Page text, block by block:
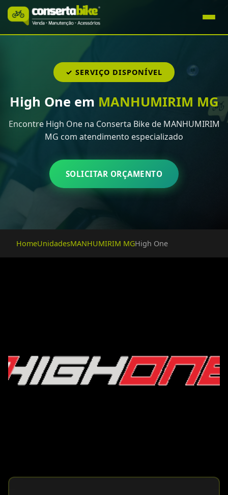
✓ SERVIÇO DISPONÍVEL
High One em MANHUMIRIM MG
Encontre High One na Conserta Bike de MANHUMIRIM
MG com atendimento especializado
SOLICITAR ORÇAMENTO
HomeUnidadesMANHUMIRIM MGHigh One